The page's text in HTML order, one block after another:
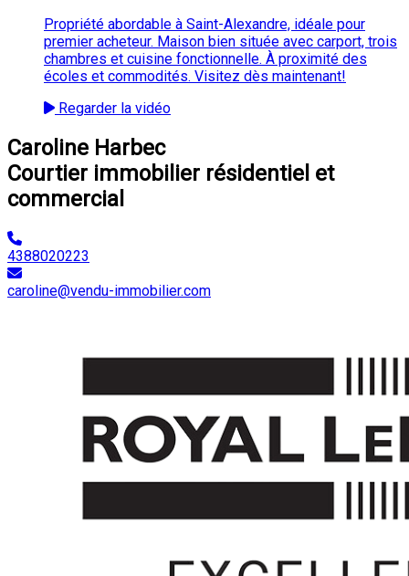
Propriété abordable à Saint-Alexandre, idéale pour
premier acheteur. Maison bien située avec carport, trois
chambres et cuisine fonctionnelle. À proximité des
écoles et commodités. Visitez dès maintenant!
Regarder la vidéo
Caroline Harbec
Courtier immobilier résidentiel et
commercial
4388020223
caroline@vendu-immobilier.com